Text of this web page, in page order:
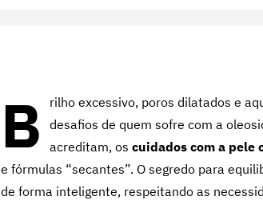
B
rilho excessivo, poros dilatados e
desafios de quem sofre com a
acreditam, os cuidados com a pele
e fórmulas “secantes”. O segredo para
de forma inteligente, respeitando as